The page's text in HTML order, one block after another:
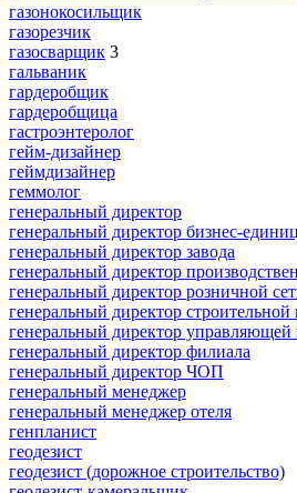
газонокосильщик
газорезчик
газосварщик 3
гальваник
гардеробщик
гардеробщица
гастроэнтеролог
гейм-дизайнер
геймдизайнер
геммолог
генеральный директор
генеральный директор бизнес-
генеральный директор завода
генеральный директор
генеральный директор розничной
генеральный директор
генеральный директор
генеральный директор филиала
генеральный директор ЧОП
генеральный менеджер
генеральный менеджер отеля
генпланист
геодезист
геодезист (дорожное строительство)